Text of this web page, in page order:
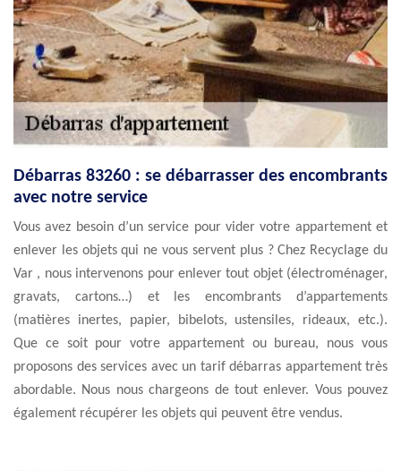
Débarras 83260 : se débarrasser des encombrants
avec notre service
Vous avez besoin d’un service pour vider votre appartement et
enlever les objets qui ne vous servent plus ? Chez Recyclage du
Var , nous intervenons pour enlever tout objet (électroménager,
gravats, cartons…) et les encombrants d’appartements
(matières inertes, papier, bibelots, ustensiles, rideaux, etc.).
Que ce soit pour votre appartement ou bureau, nous vous
proposons des services avec un tarif débarras appartement très
abordable. Nous nous chargeons de tout enlever. Vous pouvez
également récupérer les objets qui peuvent être vendus.